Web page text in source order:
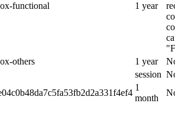
functional 1 year
others
1 year
session
1
month